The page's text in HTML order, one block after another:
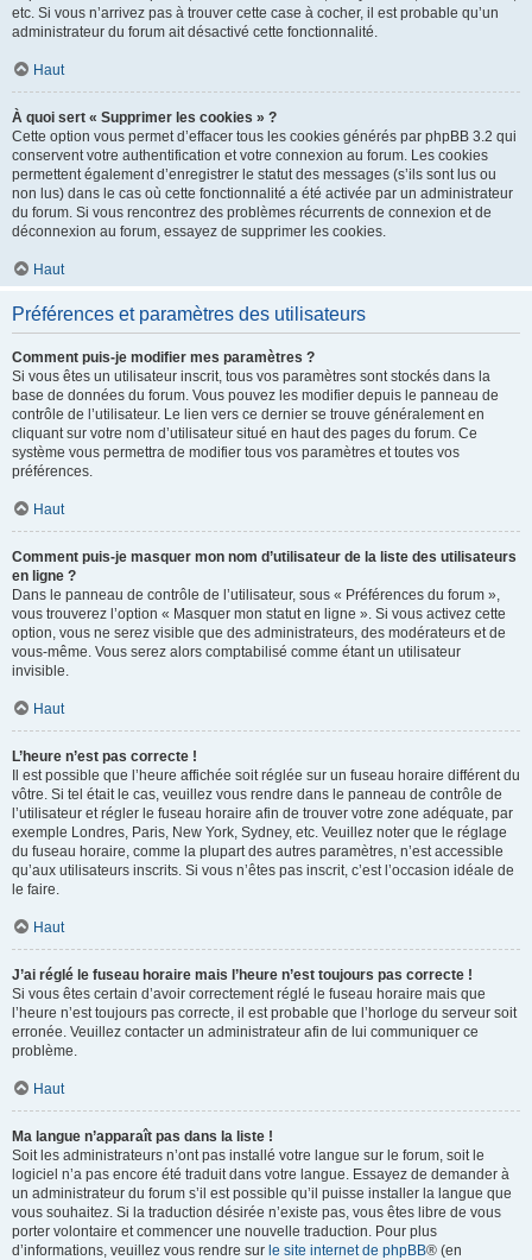
etc. Si vous n’arrivez pas à trouver cette case à cocher, il est probable qu’un
administrateur du forum ait désactivé cette fonctionnalité.
Haut
À quoi sert « Supprimer les cookies » ?
Cette option vous permet d’effacer tous les cookies générés par phpBB 3.2 qui
conservent votre authentification et votre connexion au forum. Les cookies
permettent également d’enregistrer le statut des messages (s’ils sont lus ou
non lus) dans le cas où cette fonctionnalité a été activée par un administrateur
du forum. Si vous rencontrez des problèmes récurrents de connexion et de
déconnexion au forum, essayez de supprimer les cookies.
Haut
Préférences et paramètres des utilisateurs
Comment puis-je modifier mes paramètres ?
Si vous êtes un utilisateur inscrit, tous vos paramètres sont stockés dans la
base de données du forum. Vous pouvez les modifier depuis le panneau de
contrôle de l’utilisateur. Le lien vers ce dernier se trouve généralement en
cliquant sur votre nom d’utilisateur situé en haut des pages du forum. Ce
système vous permettra de modifier tous vos paramètres et toutes vos
préférences.
Haut
Comment puis-je masquer mon nom d’utilisateur de la liste des utilisateurs
en ligne ?
Dans le panneau de contrôle de l’utilisateur, sous « Préférences du forum »,
vous trouverez l’option « Masquer mon statut en ligne ». Si vous activez cette
option, vous ne serez visible que des administrateurs, des modérateurs et de
vous-même. Vous serez alors comptabilisé comme étant un utilisateur
invisible.
Haut
L’heure n’est pas correcte !
Il est possible que l’heure affichée soit réglée sur un fuseau horaire différent du
vôtre. Si tel était le cas, veuillez vous rendre dans le panneau de contrôle de
l’utilisateur et régler le fuseau horaire afin de trouver votre zone adéquate, par
exemple Londres, Paris, New York, Sydney, etc. Veuillez noter que le réglage
du fuseau horaire, comme la plupart des autres paramètres, n’est accessible
qu’aux utilisateurs inscrits. Si vous n’êtes pas inscrit, c’est l’occasion idéale de
le faire.
Haut
J’ai réglé le fuseau horaire mais l’heure n’est toujours pas correcte !
Si vous êtes certain d’avoir correctement réglé le fuseau horaire mais que
l’heure n’est toujours pas correcte, il est probable que l’horloge du serveur soit
erronée. Veuillez contacter un administrateur afin de lui communiquer ce
problème.
Haut
Ma langue n’apparaît pas dans la liste !
Soit les administrateurs n’ont pas installé votre langue sur le forum, soit le
logiciel n’a pas encore été traduit dans votre langue. Essayez de demander à
un administrateur du forum s’il est possible qu’il puisse installer la langue que
vous souhaitez. Si la traduction désirée n’existe pas, vous êtes libre de vous
porter volontaire et commencer une nouvelle traduction. Pour plus
d’informations, veuillez vous rendre sur le site internet de phpBB® (en